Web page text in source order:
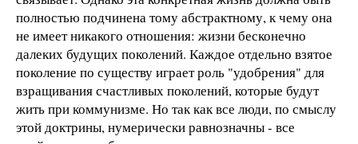
полностью подчинена тому абстрактному, к чему она
не имеет никакого отношения: жизни бесконечно
далеких будущих поколений. Каждое отдельно взятое
поколение по существу играет роль "удобрения" для
взращивания счастливых поколений, которые будут
жить при коммунизме. Но так как все люди, по смыслу
этой доктрины, нумерически равнозначны - все